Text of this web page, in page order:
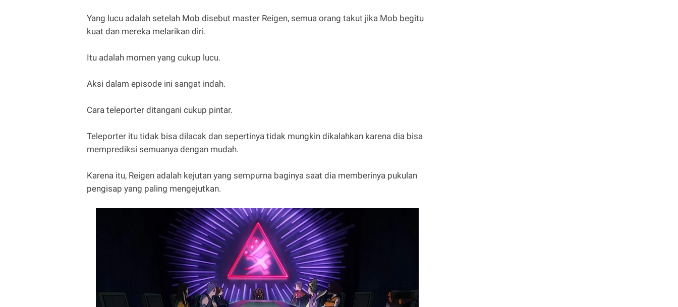
Yang lucu adalah setelah Mob disebut master Reigen, semua orang takut jika Mob begitu
kuat dan mereka melarikan diri.
Itu adalah momen yang cukup lucu.
Aksi dalam episode ini sangat indah.
Cara teleporter ditangani cukup pintar.
Teleporter itu tidak bisa dilacak dan sepertinya tidak mungkin dikalahkan karena dia bisa
memprediksi semuanya dengan mudah.
Karena itu, Reigen adalah kejutan yang sempurna baginya saat dia memberinya pukulan
pengisap yang paling mengejutkan.